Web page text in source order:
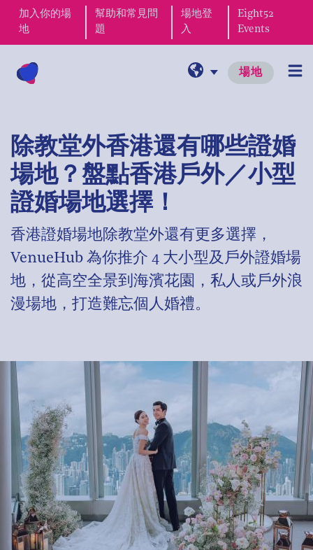
加入你的場
地
幫助和常見問
題
場地登
入
Eight52
Events
場地
除教堂外香港還有哪些證婚
場地？盤點香港戶外／小型
證婚場地選擇！
香港證婚場地除教堂外還有更多選擇，
VenueHub 為你推介 4 大小型及戶外證婚場
地，從高空全景到海濱花園，私人或戶外浪
漫場地，打造難忘個人婚禮。